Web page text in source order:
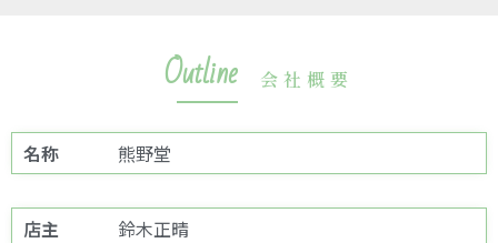
Outline 会社概要
名称 熊野堂
店主 鈴木正晴